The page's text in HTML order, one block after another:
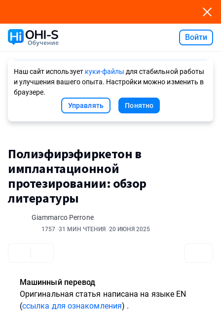
Войти
Наш сайт использует куки-файлы для стабильной работы
и улучшения вашего опыта. Настройки можно изменить в
браузере.
Управлять
Понятно
Полиэфирэфиркетон в
имплантационной
протезировании: обзор
литературы
Giammarco Perrone
1757 31 МИН ЧТЕНИЯ 20 ИЮНЯ 2025
Машинный перевод
Оригинальная статья написана на языке EN
(ссылка для ознакомления) .